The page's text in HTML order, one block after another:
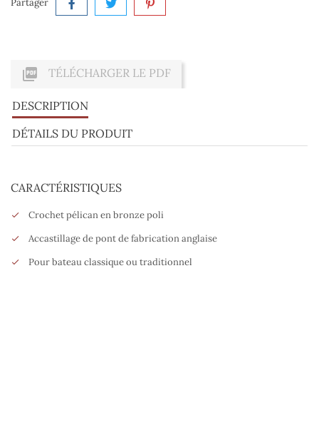
Partager
 TÉLÉCHARGER LE PDF
DESCRIPTION
DÉTAILS DU PRODUIT
CARACTÉRISTIQUES
Crochet pélican en bronze poli
Accastillage de pont de fabrication anglaise
Pour bateau classique ou traditionnel